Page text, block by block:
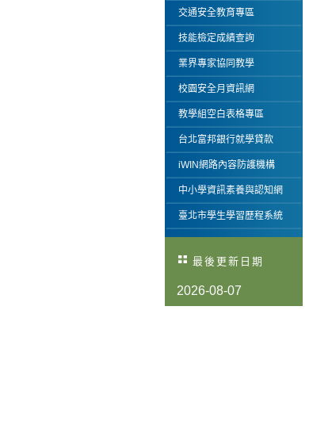
交通安全教育專區
技能檢定成績查詢
業界專家協同教學
校園安全月資訊網
教學組空白表格專區
台北富邦銀行就學貸款
iWIN網路內容防護機構
中小學資訊素養與認知網
臺北市學生學習歷程系統
最後更新日期
2026-08-07